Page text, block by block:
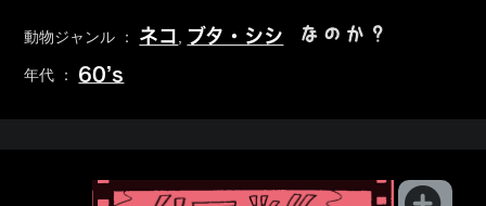
動物ジャンル ： ネコ , ブタ・シシ なのか？
年代 ： 60’s